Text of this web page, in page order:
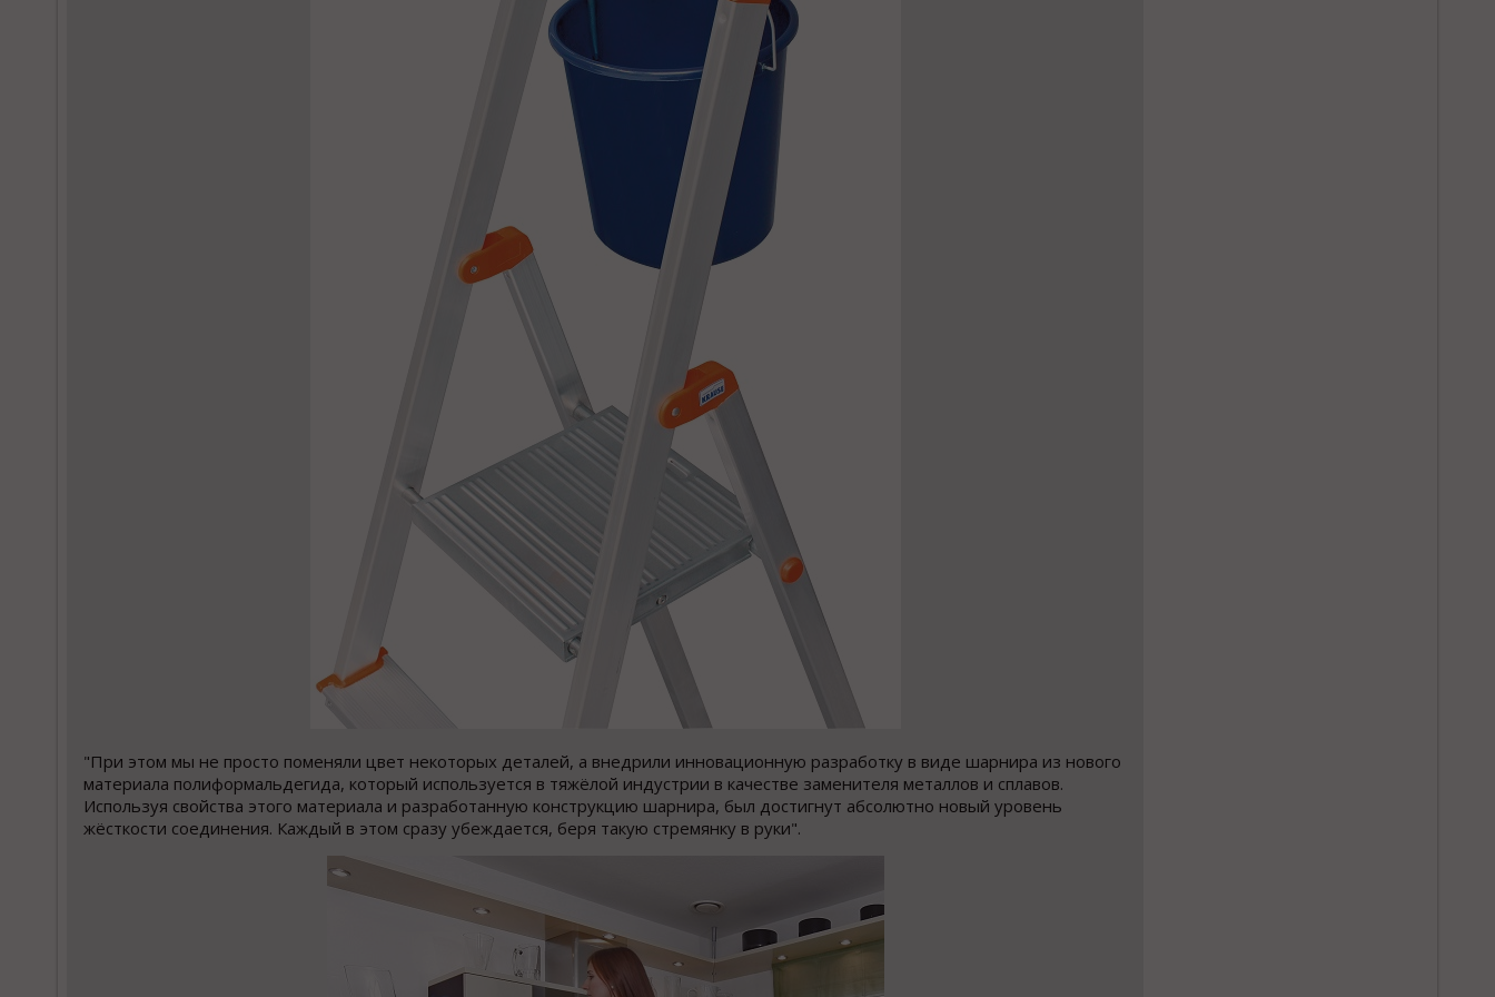
"При этом мы не просто поменяли цвет некоторых деталей, а внедрили инновационную разработку в виде шарнира из нового
материала полиформальдегида, который используется в тяжёлой индустрии в качестве заменителя металлов и сплавов.
Используя свойства этого материала и разработанную конструкцию шарнира, был достигнут абсолютно новый уровень
жёсткости соединения. Каждый в этом сразу убеждается, беря такую стремянку в руки".